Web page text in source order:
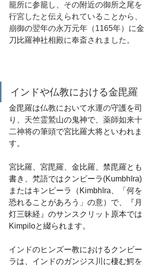
籠所に参籠し、その附近の御所之尾を
行宮したと伝えられていることから、
崩御の翌年の永万元年（1165年）に金
刀比羅神社相殿に奉斎されました。
インドや仏教における金毘羅
金毘羅は仏教において水運の守護を司
り、 天竺霊鷲山の鬼神で、 薬師如来十
二神将の筆頭で宮比羅大将といわれま
す。
宮比羅、宮毘羅、金比羅、禁毘羅とも
書き、 梵語ではクンビーラ(Kumbhīra)
またはキンビーラ（Kimbhīra、「何を
恐れることがあろう」の意）で、『月
灯三昧経』のサンスクリット原本では
Kimpiloと綴られます。
インドのヒンズー教におけるクンビー
ラは、インドのガンジス川に棲む鰐を